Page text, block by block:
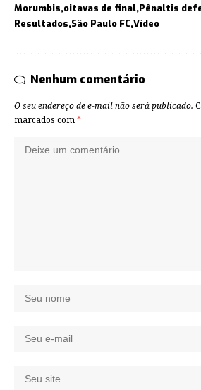
Morumbis oitavas de final Pênaltis
Resultados São Paulo FC Vídeo
Nenhum comentário
O seu endereço de e-mail não será publicado.
marcados com *